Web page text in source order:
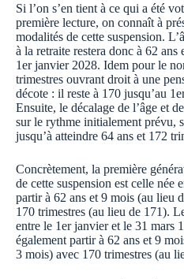
Si l’on s’en tient à ce qui a été
première lecture, on connaît à
modalités de cette suspension.
à la retraite restera donc à 62 ans
1er janvier 2028. Idem pour le
trimestres ouvrant droit à une
décote : il reste à 170 jusqu’au
Ensuite, le décalage de l’âge et
sur le rythme initialement prévu,
jusqu’à atteindre 64 ans et 172
Concrètement, la première
de cette suspension est celle née
partir à 62 ans et 9 mois (au lieu
170 trimestres (au lieu de 171).
entre le 1er janvier et le 31 mars
également partir à 62 ans et 9
3 mois) avec 170 trimestres (au